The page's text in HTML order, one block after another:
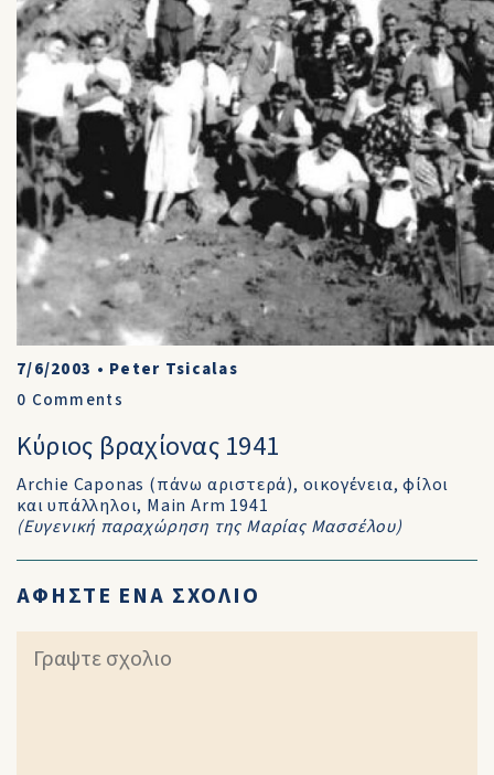
7/6/2003 • Peter Tsicalas
0 Comments
Κύριος βραχίονας 1941
Archie Caponas (πάνω αριστερά), οικογένεια, φίλοι
και υπάλληλοι, Main Arm 1941
(Ευγενική παραχώρηση της Μαρίας Μασσέλου)
ΑΦΗΣΤΕ ΕΝΑ ΣΧΟΛΙΟ